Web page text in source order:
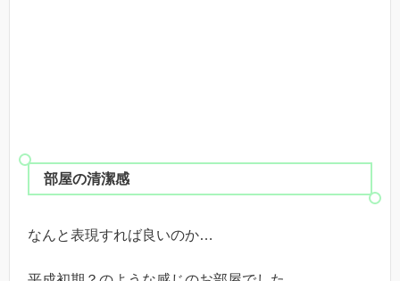
部屋の清潔感
なんと表現すれば良いのか…